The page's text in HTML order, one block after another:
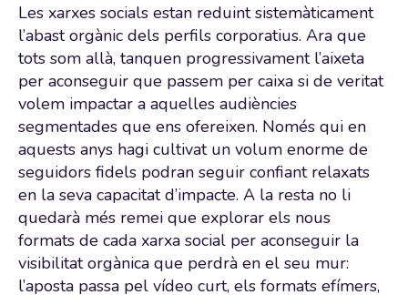
Les xarxes socials estan reduint sistemàticament
l’abast orgànic dels perfils corporatius. Ara que
tots som allà, tanquen progressivament l’aixeta
per aconseguir que passem per caixa si de veritat
volem impactar a aquelles audiències
segmentades que ens ofereixen. Només qui en
aquests anys hagi cultivat un volum enorme de
seguidors fidels podran seguir confiant relaxats
en la seva capacitat d’impacte. A la resta no li
quedarà més remei que explorar els nous
formats de cada xarxa social per aconseguir la
visibilitat orgànica que perdrà en el seu mur:
l’aposta passa pel vídeo curt, els formats efímers,